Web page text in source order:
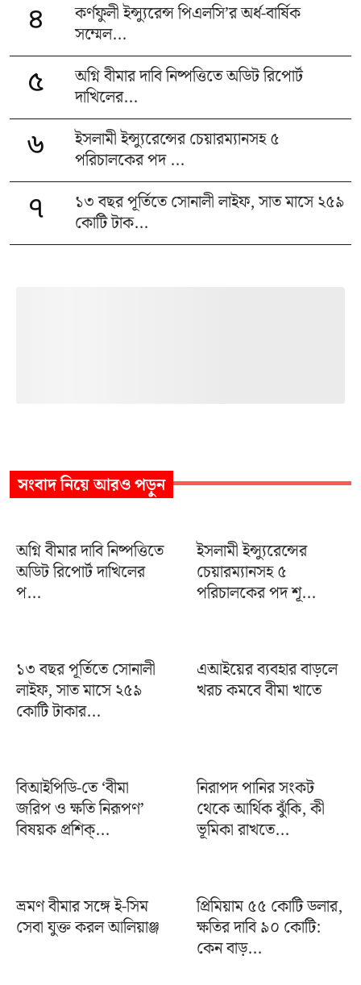
৪
কর্ণফুলী ইন্স্যুরেন্স পিএলসি’র অর্ধ-বার্ষিক
সম্মেল...
৫
অগ্নি বীমার দাবি নিষ্পত্তিতে অডিট রিপোর্ট
দাখিলের...
৬
ইসলামী ইন্স্যুরেন্সের চেয়ারম্যানসহ ৫
পরিচালকের পদ ...
৭
১৩ বছর পূর্তিতে সোনালী লাইফ, সাত মাসে ২৫৯
কোটি টাক...
সংবাদনিয়ে আরও পড়ুন
অগ্নি বীমার দাবি নিষ্পত্তিতে
অডিট রিপোর্ট দাখিলের
প...
ইসলামী ইন্স্যুরেন্সের
চেয়ারম্যানসহ ৫
পরিচালকের পদ শূ...
১৩ বছর পূর্তিতে সোনালী
লাইফ, সাত মাসে ২৫৯
কোটি টাকার...
এআইয়ের ব্যবহার বাড়লে
খরচ কমবে বীমা খাতে
বিআইপিডি-তে ‘বীমা
জরিপ ও ক্ষতি নিরূপণ’
বিষয়ক প্রশিক্...
নিরাপদ পানির সংকট
থেকে আর্থিক ঝুঁকি, কী
ভূমিকা রাখতে...
ভ্রমণ বীমার সঙ্গে ই-সিম
সেবা যুক্ত করল আলিয়াঞ্জ
প্রিমিয়াম ৫৫ কোটি ডলার,
ক্ষতির দাবি ৯০ কোটি:
কেন বাড়...